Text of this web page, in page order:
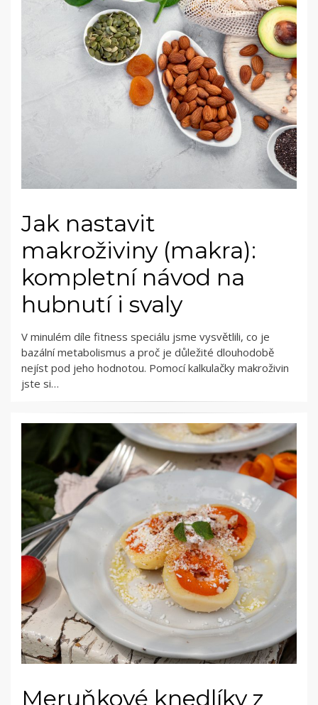
Jak nastavit
makroživiny (makra):
kompletní návod na
hubnutí i svaly
V minulém díle fitness speciálu jsme vysvětlili, co je
bazální metabolismus a proč je důležité dlouhodobě
nejíst pod jeho hodnotou. Pomocí kalkulačky makroživin
jste si…
Meruňkové knedlíky z